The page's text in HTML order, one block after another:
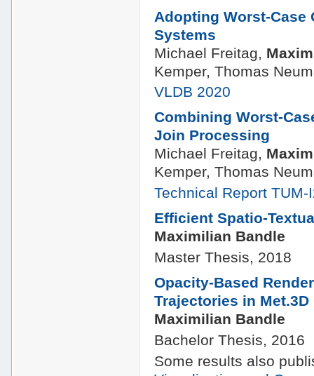
Adopting Worst-Case
Systems
Michael Freitag,
Kemper, Thomas
VLDB 2020
Combining Worst-
Join Processing
Michael Freitag,
Kemper, Thomas
Technical Report TUM-
Efficient Spatio-
Maximilian Bandle
Master Thesis, 2018
Opacity-Based
Trajectories in Met.3D
Maximilian Bandle
Bachelor Thesis, 2016
Some results also